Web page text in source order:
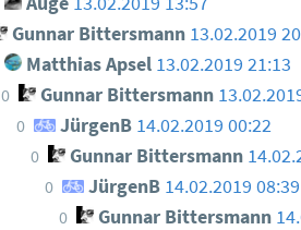
Gunnar Bittersmann 13.02.2019
Matthias Apsel 13.02.2019 21:13
0 Gunnar Bittersmann
0 JürgenB 14.02.2019 00:22
0 Gunnar Bittersmann
0 JürgenB 14.02.2019 08:39
0 Gunnar Bittersmann